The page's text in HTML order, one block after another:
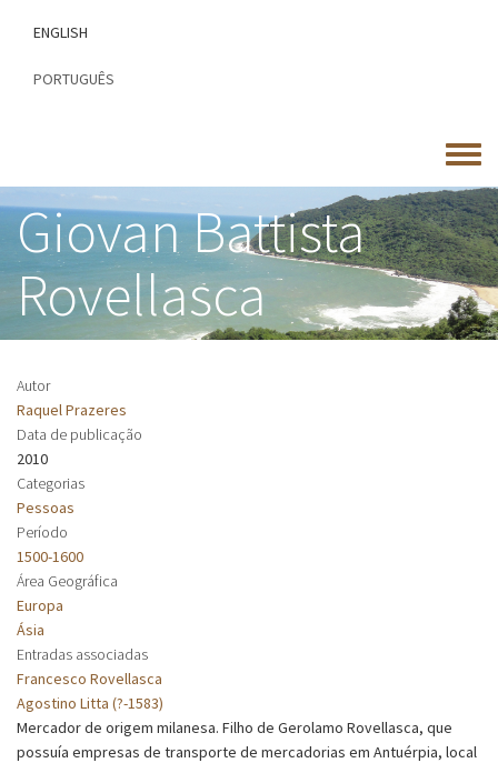
conteúdo
ENGLISH
PORTUGUÊS
Toggle
menu
Giovan Battista
Rovellasca
Autor
Raquel Prazeres
Data de publicação
2010
Categorias
Pessoas
Período
1500-1600
Área Geográfica
Europa
Ásia
Entradas associadas
Francesco Rovellasca
Agostino Litta (?-1583)
Mercador de origem milanesa. Filho de Gerolamo Rovellasca, que
possuía empresas de transporte de mercadorias em Antuérpia, local